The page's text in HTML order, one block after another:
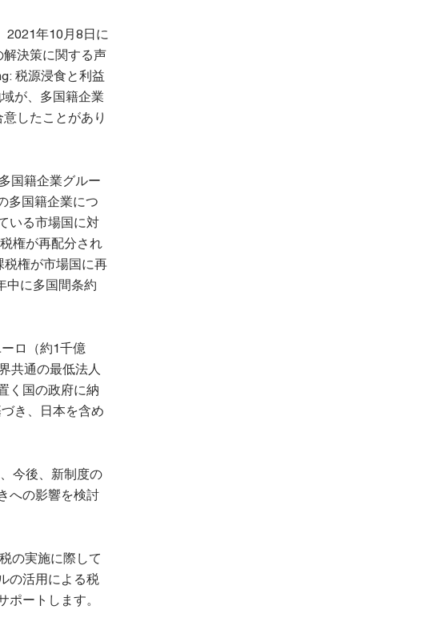
2021年10月8日に
解決策に関する声
税源浸食と利益
が、多国籍企業
したことがあり
国籍企業グルー
多国籍企業につ
いる市場国に対
権が再配分され
税権が市場国に再
中に多国間条約
ロ（約1千億
共通の最低法人
く国の政府に納
き、日本を含め
今後、新制度の
への影響を検討
の実施に際して
の活用による税
ートします。